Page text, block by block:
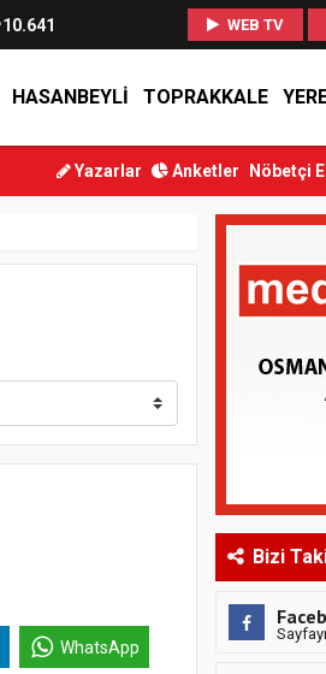
10.641 WEB TV
HASANBEYLI TOPRAKKALE
Osmaniye’de Tren Çarpması: Genç
Yazarlar Anketler Nöbetçi
WhatsApp
Bizi